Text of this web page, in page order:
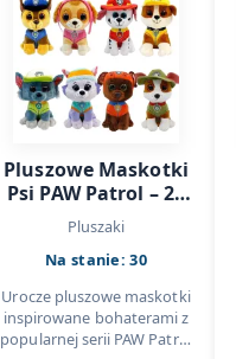
Pluszowe Maskotki
Psi PAW Patrol – 25
cm, 8 Stylów,
Hurtowo
Pluszaki
Na stanie: 30
Urocze pluszowe maskotki
inspirowane bohaterami z
popularnej serii PAW Patrol